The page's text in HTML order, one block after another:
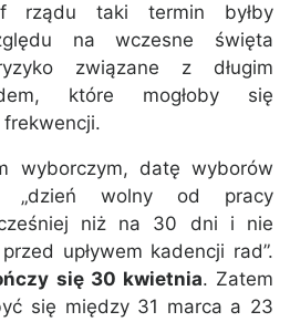
rządu taki termin byłby
na wczesne święta
związane z długim
które mogłoby się
wyborczym, datę wyborów
„dzień wolny od pracy
niż na 30 dni i nie
upływem kadencji rad”.
się 30 kwietnia. Zatem
się między 31 marca a 23